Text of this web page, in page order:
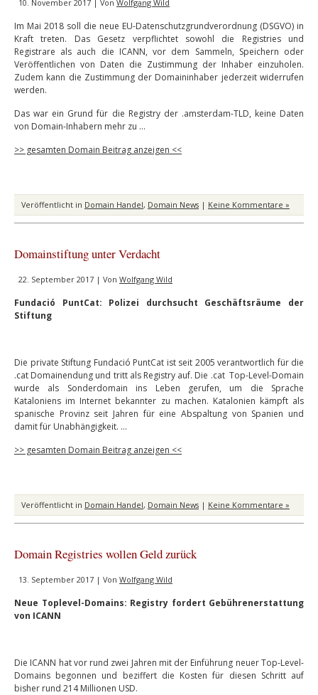
10. November 2017 | Von Wolfgang Wild
Im Mai 2018 soll die neue EU-Datenschutzgrundverordnung (DSGVO) in
Kraft treten. Das Gesetz verpflichtet sowohl die Registries und
Registrare als auch die ICANN, vor dem Sammeln, Speichern oder
Veröffentlichen von Daten die Zustimmung der Inhaber einzuholen.
Zudem kann die Zustimmung der Domaininhaber jederzeit widerrufen
werden.
Das war ein Grund für die Registry der .amsterdam-TLD, keine Daten
von Domain-Inhabern mehr zu …
>> gesamten Domain Beitrag anzeigen <<
Veröffentlicht in Domain Handel, Domain News | Keine Kommentare »
Domainstiftung unter Verdacht
22. September 2017 | Von Wolfgang Wild
Fundació PuntCat: Polizei durchsucht Geschäftsräume der
Stiftung
Die private Stiftung Fundació PuntCat ist seit 2005 verantwortlich für die
.cat Domainendung und tritt als Registry auf. Die .cat Top-Level-Domain
wurde als Sonderdomain ins Leben gerufen, um die Sprache
Kataloniens im Internet bekannter zu machen. Katalonien kämpft als
spanische Provinz seit Jahren für eine Abspaltung von Spanien und
damit für Unabhängigkeit. …
>> gesamten Domain Beitrag anzeigen <<
Veröffentlicht in Domain Handel, Domain News | Keine Kommentare »
Domain Registries wollen Geld zurück
13. September 2017 | Von Wolfgang Wild
Neue Toplevel-Domains: Registry fordert Gebührenerstattung
von ICANN
Die ICANN hat vor rund zwei Jahren mit der Einführung neuer Top-Level-
Domains begonnen und beziffert die Kosten für diesen Schritt auf
bisher rund 214 Millionen USD.